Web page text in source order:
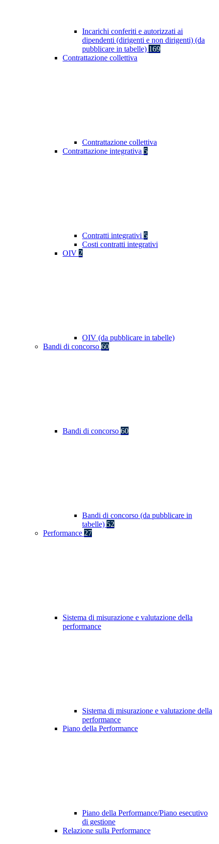
Incarichi conferiti e autorizzati ai
dipendenti (dirigenti e non dirigenti) (da
pubblicare in tabelle) 169
Contrattazione collettiva
Contrattazione collettiva
Contrattazione integrativa 5
Contratti integrativi 5
Costi contratti integrativi
OIV 2
OIV (da pubblicare in tabelle)
Bandi di concorso 60
Bandi di concorso 60
Bandi di concorso (da pubblicare in
tabelle) 52
Performance 27
Sistema di misurazione e valutazione della
performance
Sistema di misurazione e valutazione della
performance
Piano della Performance
Piano della Performance/Piano esecutivo
di gestione
Relazione sulla Performance